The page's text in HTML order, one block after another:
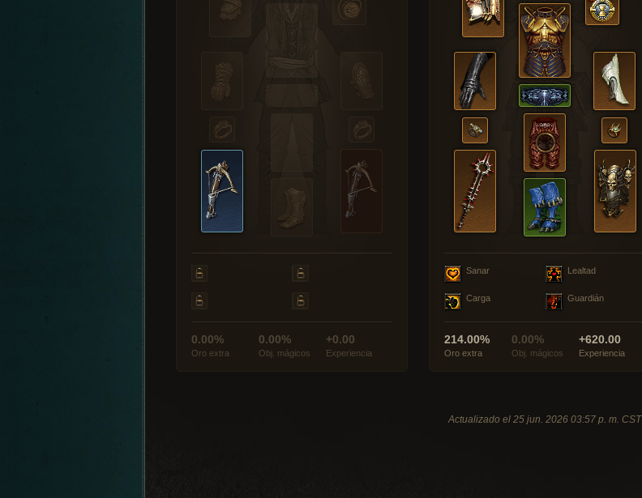
0.00%
Oro extra
0.00%
Obj. mágicos
+0.00
Experiencia
Sanar Lealtad
Carga Guardián
214.00%
Oro extra
0.00%
Obj. mágicos
+620.00
Experiencia
Actualizado el 25 jun. 2026 03:57 p. m. CST